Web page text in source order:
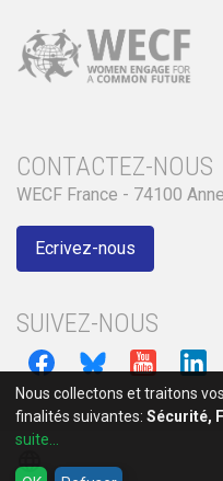
CONTACTEZ-NOUS
WECF France - 74100
Ecrivez-nous
SUIVEZ-NOUS
language
Nous collectons et traitons
finalités suivantes: Sécurité,
suite...